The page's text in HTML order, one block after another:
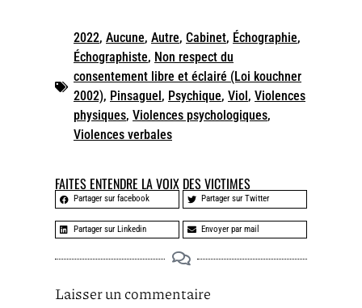
2022, Aucune, Autre, Cabinet, Échographie,
Échographiste, Non respect du
consentement libre et éclairé (Loi kouchner
2002), Pinsaguel, Psychique, Viol, Violences
physiques, Violences psychologiques,
Violences verbales
FAITES ENTENDRE LA VOIX DES VICTIMES
Partager sur facebook Partager sur Twitter
Partager sur Linkedin Envoyer par mail
Laisser un commentaire